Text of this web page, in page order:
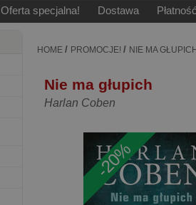
Oferta specjalna! Dostawa
HOME / PROMOCJE! / NIE MA
Nie ma głupich
Harlan Coben
-20%